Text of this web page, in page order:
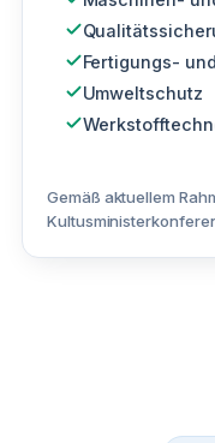
Fertigungs-
Umweltschutz
Gemäß aktuellem